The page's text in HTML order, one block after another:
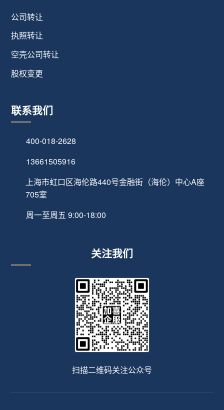
公司转让
执照转让
空壳公司转让
股权变更
联系我们
400-018-2628
13661505916
上海市虹口区海伦路440号金融街（海伦）中心A座
705室
周一至周五 9:00-18:00
关注我们
扫描二维码关注公众号